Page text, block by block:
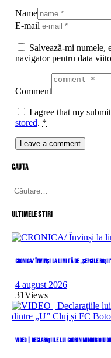
Name
E-mail
Salvează-mi numele,
navigator pentru data
Comment
I agree that my
stored. *
cauta
Caută
după:
Ultimele stiri
CRONICA/ Învinși la limită de „Șepcile
4 august 2026
31Views
VIDEO | Declarațiile lui Codrin Mindirigiu